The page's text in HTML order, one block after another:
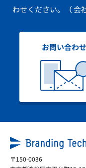
わせください。
（
お問い合わせ
〒150-0036